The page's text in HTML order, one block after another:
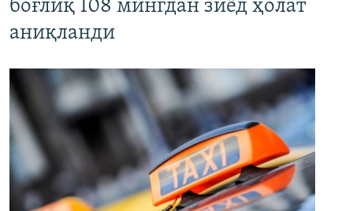
боғлиқ 108 мингдан зиёд ҳолат
аниқланди